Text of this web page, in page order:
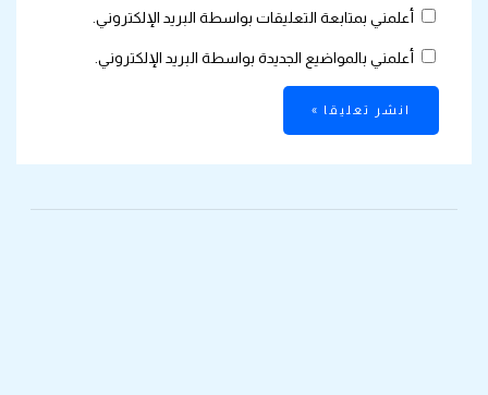
أعلمني بمتابعة التعليقات بواسطة البريد الإلكتروني.
أعلمني بالمواضيع الجديدة بواسطة البريد الإلكتروني.